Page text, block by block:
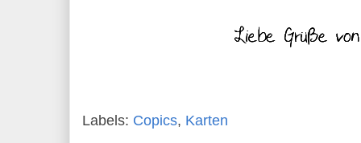
Labels: Copics, Karten